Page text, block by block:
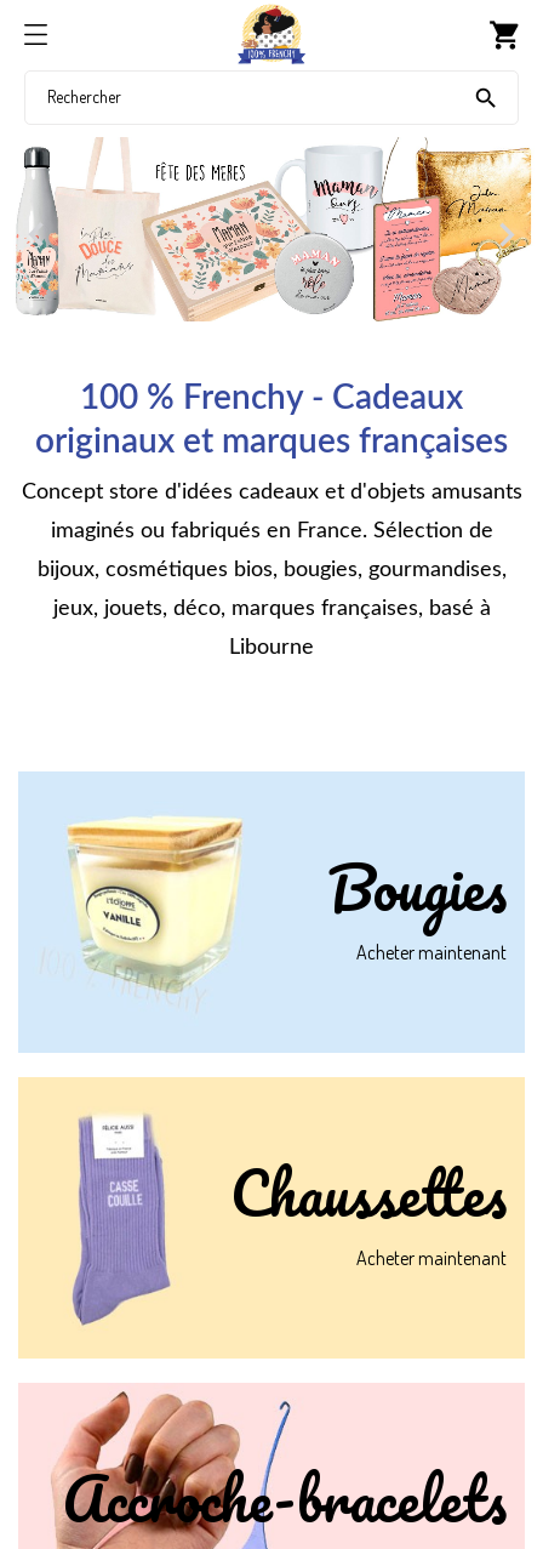
shopping_cart

 
100 % Frenchy - Cadeaux
originaux et marques françaises
Concept store d'idées cadeaux et d'objets amusants
imaginés ou fabriqués en France. Sélection de
bijoux, cosmétiques bios, bougies, gourmandises,
jeux, jouets, déco, marques françaises, basé à
Libourne
Bougies
Acheter maintenant
Chaussettes
Acheter maintenant
Accroche-bracelets